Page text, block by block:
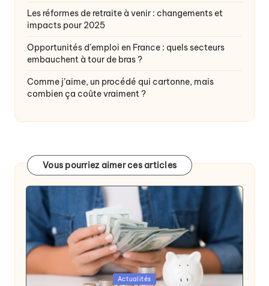
Les réformes de retraite à venir : changements et
impacts pour 2025
Opportunités d’emploi en France : quels secteurs
embauchent à tour de bras ?
Comme j’aime, un procédé qui cartonne, mais
combien ça coûte vraiment ?
Vous pourriez aimer ces articles
Posted
Actualités